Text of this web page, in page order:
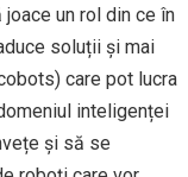
un rol din ce în
soluții și mai
care pot lucra
inteligenței
și să se